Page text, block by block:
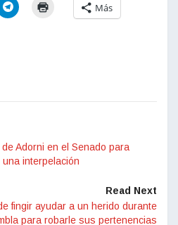
Más
Adorni en el Senado para
interpelación
Read Next
fingir ayudar a un herido durante
para robarle sus pertenencias